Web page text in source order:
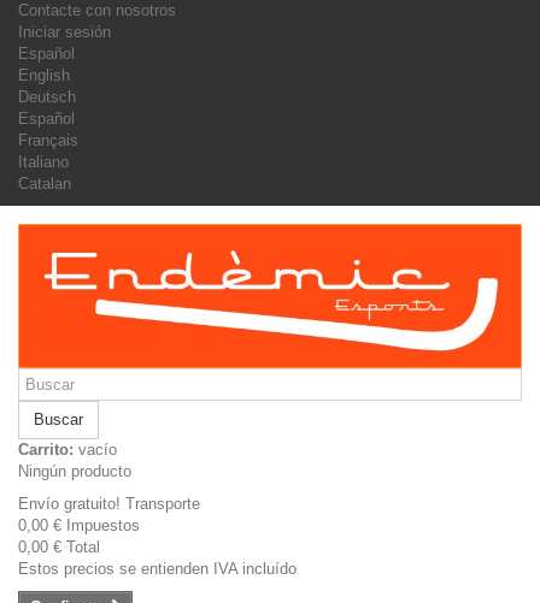
Contacte con nosotros
Iniciar sesión
Español
English
Deutsch
Español
Français
Italiano
Catalan
Buscar
Carrito: vacío
Ningún producto
Envío gratuito! Transporte
0,00 € Impuestos
0,00 € Total
Estos precios se entienden IVA incluído